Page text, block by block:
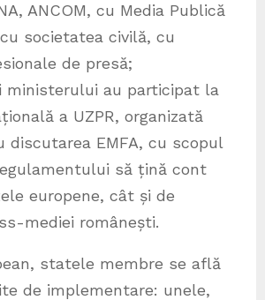
ANCOM, cu Media Publică
cu societatea civilă, cu
de presă;
ministerului au participat la
a UZPR, organizată
discutarea EMFA, cu scopul
să țină cont
europene, cât și de
mediei românești.
statele membre se află
de implementare: unele,